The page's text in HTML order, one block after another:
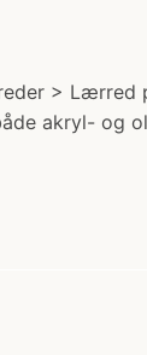
> Lærred
akryl- og